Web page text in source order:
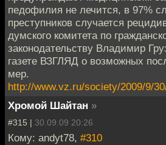
педофилия не лечится, в 97%
преступников случается
думского комитета по
законодательству Владимир
газете ВЗГЛЯД о возможных
мер.
http://www.vz.ru/society/2009/9/
Хромой Шайтан »
#315 | 30.09.09 20:26
Кому: andyt78, #310